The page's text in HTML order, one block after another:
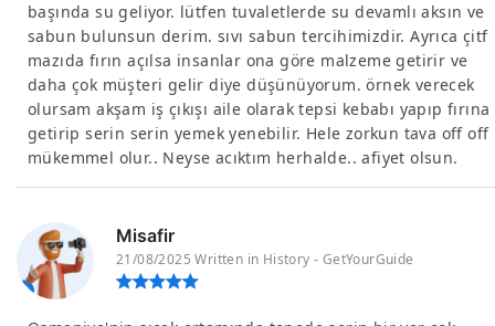
başında su geliyor. lütfen tuvaletlerde su devamlı aksın ve
sabun bulunsun derim. sıvı sabun tercihimizdir. Ayrıca çitf
mazıda fırın açılsa insanlar ona göre malzeme getirir ve
daha çok müşteri gelir diye düşünüyorum. örnek verecek
olursam akşam iş çıkışı aile olarak tepsi kebabı yapıp fırına
getirip serin serin yemek yenebilir. Hele zorkun tava off off
mükemmel olur.. Neyse acıktım herhalde.. afiyet olsun.
Misafir
21/08/2025 Written in History - GetYourGuide